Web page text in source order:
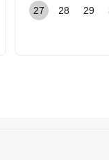
27 28 29